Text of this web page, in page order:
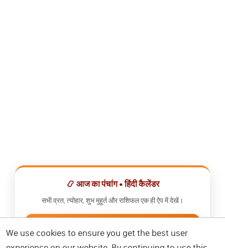
📿 आज का पंचांग • हिंदी कैलेंडर
सभी व्रत, त्योहार, शुभ मुहूर्त और राशिफल एक ही ऐप में देखें।
We use cookies to ensure you get the best user